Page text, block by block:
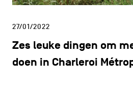
27/01/2022
Zes leuke dingen om
doen in Charleroi